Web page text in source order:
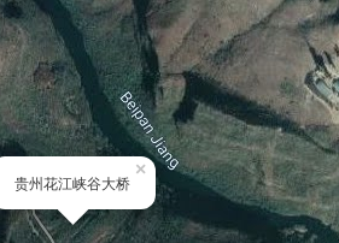
贵州花江峡谷大桥
×